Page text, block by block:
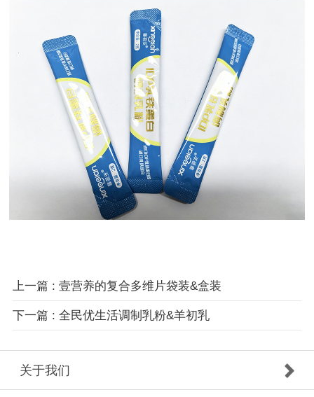
上一篇 : 壹营养的复合多维片袋装&盒装
下一篇 : 全民优生活调制乳粉&羊初乳
关于我们